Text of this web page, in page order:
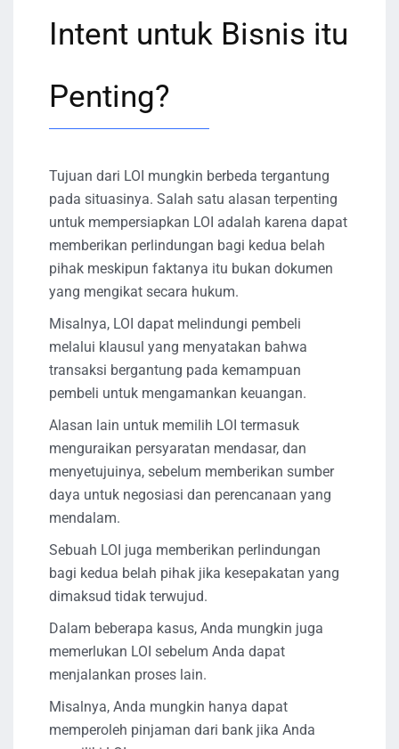
Intent untuk Bisnis itu
Penting?
Tujuan dari LOI mungkin berbeda tergantung
pada situasinya. Salah satu alasan terpenting
untuk mempersiapkan LOI adalah karena dapat
memberikan perlindungan bagi kedua belah
pihak meskipun faktanya itu bukan dokumen
yang mengikat secara hukum.
Misalnya, LOI dapat melindungi pembeli
melalui klausul yang menyatakan bahwa
transaksi bergantung pada kemampuan
pembeli untuk mengamankan keuangan.
Alasan lain untuk memilih LOI termasuk
menguraikan persyaratan mendasar, dan
menyetujuinya, sebelum memberikan sumber
daya untuk negosiasi dan perencanaan yang
mendalam.
Sebuah LOI juga memberikan perlindungan
bagi kedua belah pihak jika kesepakatan yang
dimaksud tidak terwujud.
Dalam beberapa kasus, Anda mungkin juga
memerlukan LOI sebelum Anda dapat
menjalankan proses lain.
Misalnya, Anda mungkin hanya dapat
memperoleh pinjaman dari bank jika Anda